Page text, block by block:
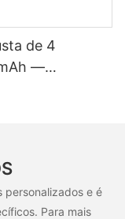
de 4
—
personalizados e é
Para mais